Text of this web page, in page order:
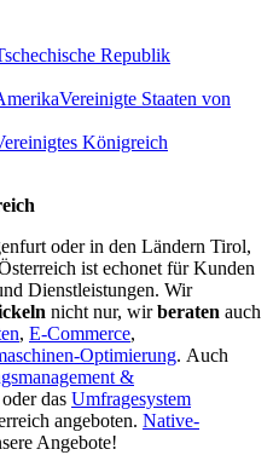
Republik
Vereinigte Staaten von
Königreich
oder in den Ländern Tirol,
ist echonet für Kunden
Dienstleistungen. Wir
nicht nur, wirberaten auch
, E-Commerce,
Optimierung. Auch
&
das Umfragesystem
angeboten. Native-
Angebote!